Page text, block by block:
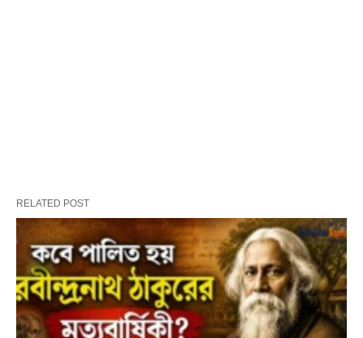
RELATED POST